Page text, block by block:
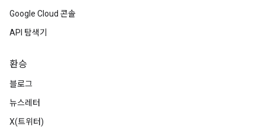
Google Cloud 콘솔
API 탐색기
환승
블로그
뉴스레터
X(트위터)